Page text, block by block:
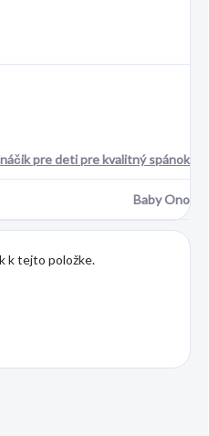
pre deti pre kvalitný spánok
Baby Ono
k tejto položke.